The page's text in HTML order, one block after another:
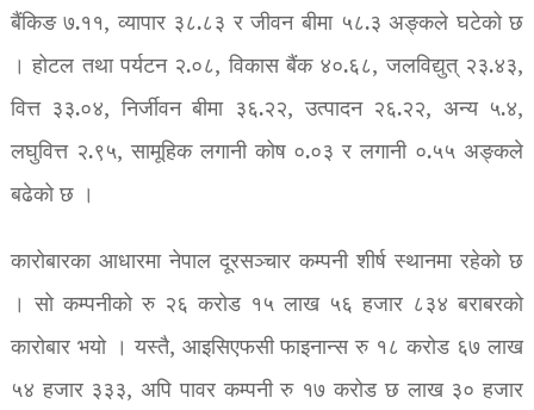
बैंकिङ ७.११, व्यापार ३८.८३ र जीवन बीमा ५८.३ अङ्कले घटेको छ
। होटल तथा पर्यटन २.०८, विकास बैंक ४०.६८, जलविद्युत् २३.४३,
वित्त ३३.०४, निर्जीवन बीमा ३६.२२, उत्पादन २६.२२, अन्य ५.४,
लघुवित्त २.९५, सामूहिक लगानी कोष ०.०३ र लगानी ०.५५ अङ्कले
बढेको छ ।
कारोबारका आधारमा नेपाल दूरसञ्चार कम्पनी शीर्ष स्थानमा रहेको छ
। सो कम्पनीको रु २६ करोड १५ लाख ५६ हजार ८३४ बराबरको
कारोबार भयो । यस्तै, आइसिएफसी फाइनान्स रु १८ करोड ६७ लाख
५४ हजार ३३३, अपि पावर कम्पनी रु १७ करोड छ लाख ३० हजार